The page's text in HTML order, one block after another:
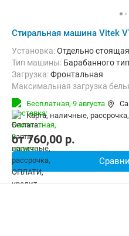
Стиральная машина Vitek
Установка:Отдельно стоящая
Тип машины: Барабанного
загрузка:Фронтальная
Максимальная загрузка
Количество программ:
Материал бака:
Нерж. сталь
Дополнительные функции:
Безопасность:
Бесплатная, 9 августа
карта, наличные,
от760,00 p.